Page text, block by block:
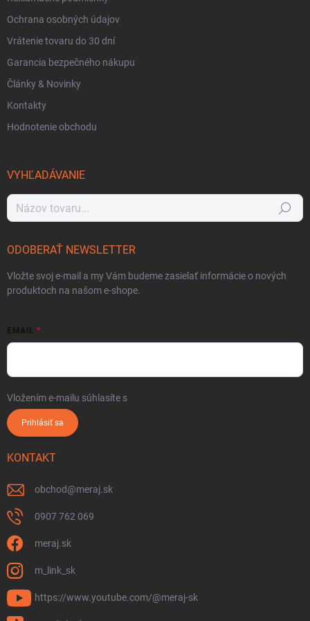
Ochrana osobných údajov
Vrátenie tovaru do 30 dní
Garancia bezpečného nákupu
Články & Novinky
Kontakty
Hodnotenie obchodu
VYHĽADÁVANIE
Hľadať
ODOBERAŤ NEWSLETTER
Vložte svoj e-mail a my Vám budeme zasielať informácie o nových
produktoch na našom e-shope.
EMAIL
Vložením e-mailu súhlasíte s
Prihlásiť sa
KONTAKT
obchod@meraj.sk
0907 762 069
meraj.sk
m_link_sk
https://www.youtube.com/@meraj-sk